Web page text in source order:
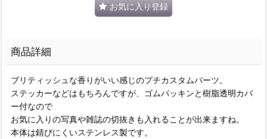
お気に入り登録
商品詳細
ブリティッシュな香りがいい感じのプチカスタムパーツ。
ステッカーなどはもちろんですが、ゴムパッキンと樹脂透明カバ
ー付なので
お気に入りの写真や雑誌の切抜きも入れることが出来ますね。
本体は錆びにくいステンレス製です。